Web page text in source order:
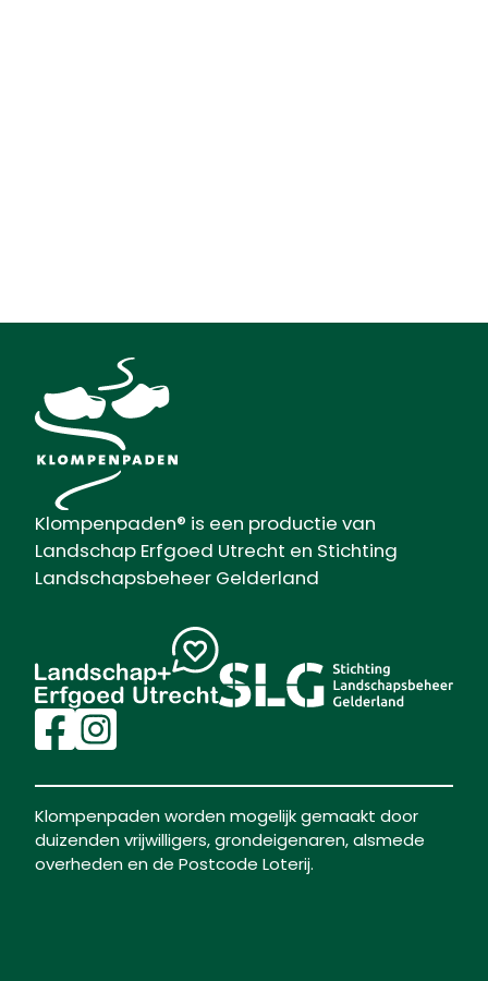
Klompenpaden® is een productie van
Landschap Erfgoed Utrecht en Stichting
Landschapsbeheer Gelderland
Klompenpaden worden mogelijk gemaakt door
duizenden vrijwilligers, grondeigenaren, alsmede
overheden en de Postcode Loterij.